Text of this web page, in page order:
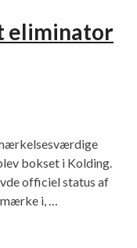
eliminator
bokset i Kolding.
officiel status af
i, …